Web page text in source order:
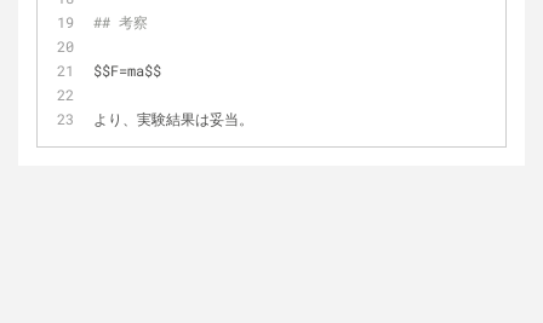
## 考察
$$F=ma$$
より、実験結果は妥当。